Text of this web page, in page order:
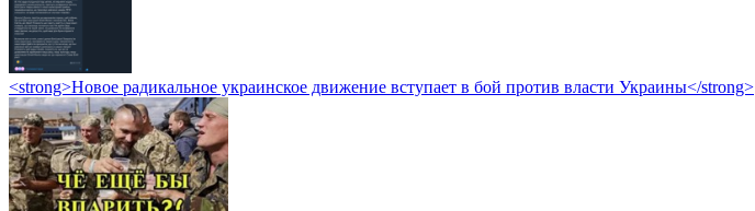
<strong>Новое радикальное украинское движение вступает в бой против власти Украины</strong>